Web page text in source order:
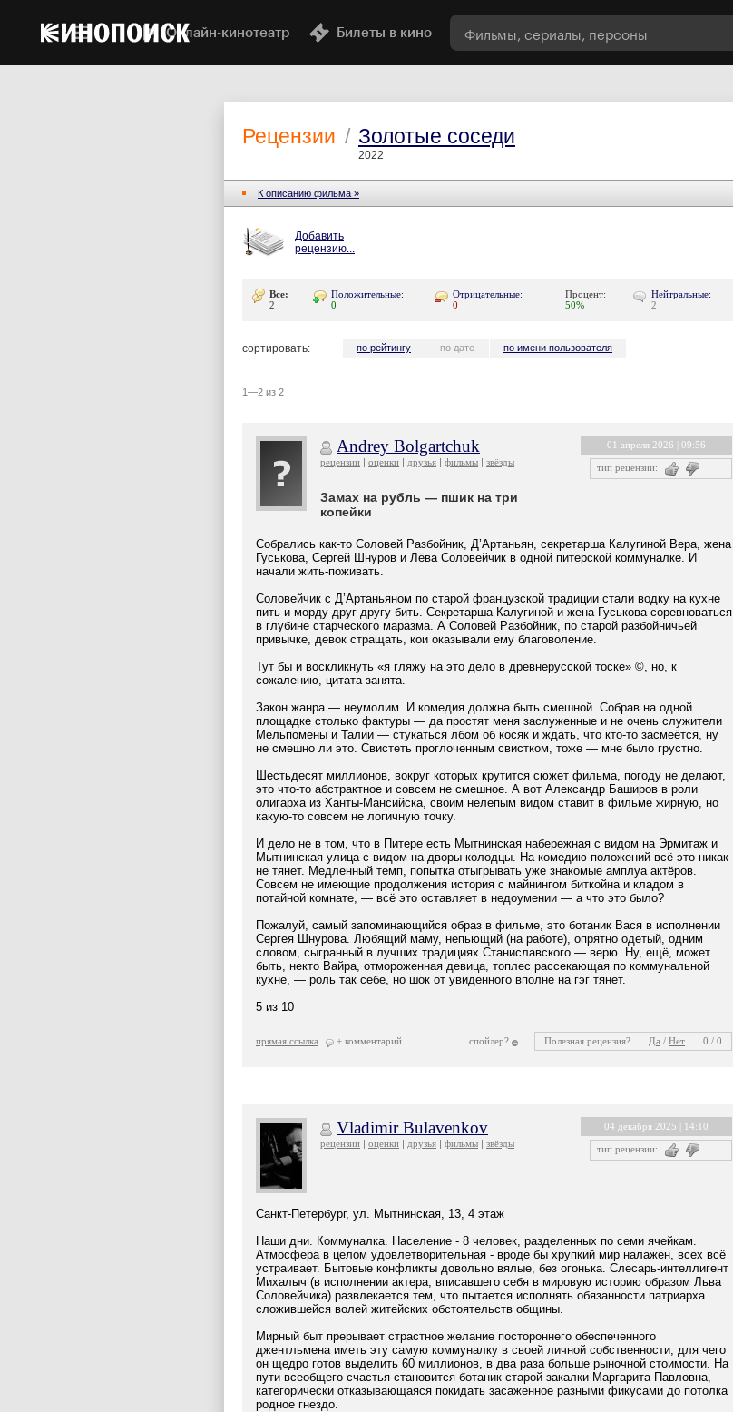
Онлайн-кинотеатр Билеты в кино
Рецензии / Золотые соседи
2022
К описанию фильма »
Добавить
рецензию...
Все:
2
Положительные:
0
Отрицательные:
0
Процент:
50%
Нейтральные:
2
сортировать: по рейтингу по дате по имени пользователя
1—2 из 2
Andrey Bolgartchuk
рецензии оценки друзья фильмы звёзды
Замах на рубль — пшик на три
копейки
Собрались как-то Соловей Разбойник, Д’Артаньян, секретарша Калугиной Вера, жена
Гуськова, Сергей Шнуров и Лёва Соловейчик в одной питерской коммуналке. И
начали жить-поживать.
Соловейчик с Д’Артаньяном по старой французской традиции стали водку на кухне
пить и морду друг другу бить. Секретарша Калугиной и жена Гуськова соревноваться
в глубине старческого маразма. А Соловей Разбойник, по старой разбойничьей
привычке, девок стращать, кои оказывали ему благоволение.
Тут бы и воскликнуть «я гляжу на это дело в древнерусской тоске» ©, но, к
сожалению, цитата занята.
Закон жанра — неумолим. И комедия должна быть смешной. Собрав на одной
площадке столько фактуры — да простят меня заслуженные и не очень служители
Мельпомены и Талии — стукаться лбом об косяк и ждать, что кто-то засмеётся, ну
не смешно ли это. Свистеть проглоченным свистком, тоже — мне было грустно.
Шестьдесят миллионов, вокруг которых крутится сюжет фильма, погоду не делают,
это что-то абстрактное и совсем не смешное. А вот Александр Баширов в роли
олигарха из Ханты-Мансийска, своим нелепым видом ставит в фильме жирную, но
какую-то совсем не логичную точку.
И дело не в том, что в Питере есть Мытнинская набережная с видом на Эрмитаж и
Мытнинская улица с видом на дворы колодцы. На комедию положений всё это никак
не тянет. Медленный темп, попытка отыгрывать уже знакомые амплуа актёров.
Совсем не имеющие продолжения история с майнингом биткойна и кладом в
потайной комнате, — всё это оставляет в недоумении — а что это было?
Пожалуй, самый запоминающийся образ в фильме, это ботаник Вася в исполнении
Сергея Шнурова. Любящий маму, непьющий (на работе), опрятно одетый, одним
словом, сыгранный в лучших традициях Станиславского — верю. Ну, ещё, может
быть, некто Вайра, отмороженная девица, топлес рассекающая по коммунальной
кухне, — роль так себе, но шок от увиденного вполне на гэг тянет.
5 из 10
прямая ссылка + комментарий Полезная рецензия?
спойлер? Да / Нет 0 / 0
01 апреля 2026 | 09:56
тип рецензии:
Vladimir Bulavenkov
рецензии оценки друзья фильмы звёзды
Санкт-Петербург, ул. Мытнинская, 13, 4 этаж
Наши дни. Коммуналка. Население - 8 человек, разделенных по семи ячейкам.
Атмосфера в целом удовлетворительная - вроде бы хрупкий мир налажен, всех всё
устраивает. Бытовые конфликты довольно вялые, без огонька. Слесарь-интеллигент
Михалыч (в исполнении актера, вписавшего себя в мировую историю образом Льва
Соловейчика) развлекается тем, что пытается исполнять обязанности патриарха
сложившейся волей житейских обстоятельств общины.
Мирный быт прерывает страстное желание постороннего обеспеченного
джентльмена иметь эту самую коммуналку в своей личной собственности, для чего
он щедро готов выделить 60 миллионов, в два раза больше рыночной стоимости. На
пути всеобщего счастья становится ботаник старой закалки Маргарита Павловна,
категорически отказывающаяся покидать засаженное разными фикусами до потолка
родное гнездо.
04 декабря 2025 | 14:10
тип рецензии: